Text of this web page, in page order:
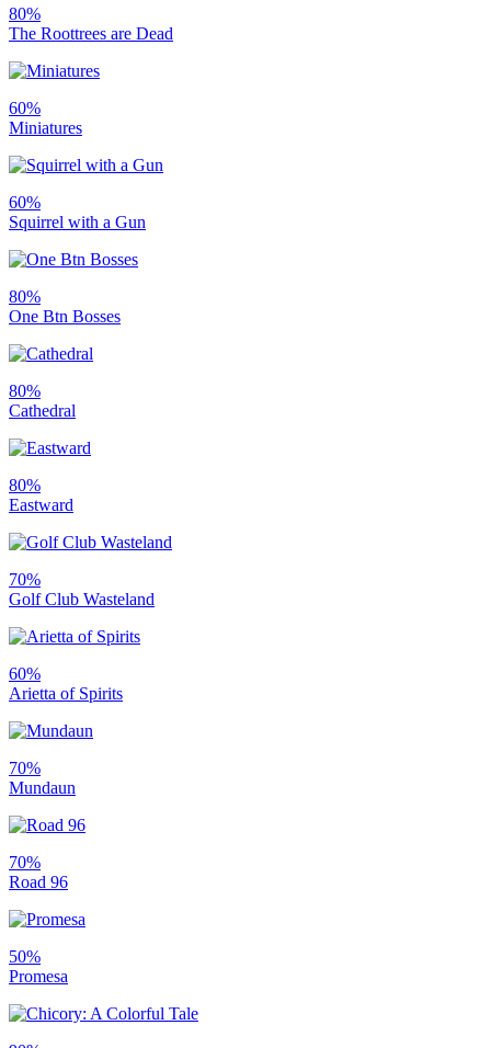
80%
The Roottrees are Dead
60%
Miniatures
60%
Squirrel with a Gun
80%
One Btn Bosses
80%
Cathedral
80%
Eastward
70%
Golf Club Wasteland
60%
Arietta of Spirits
70%
Mundaun
70%
Road 96
50%
Promesa